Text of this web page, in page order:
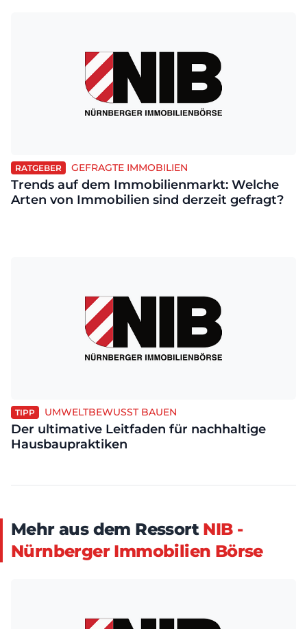
RATGEBER GEFRAGTE IMMOBILIEN
Trends auf dem Immobilienmarkt: Welche
Arten von Immobilien sind derzeit gefragt?
TIPP UMWELTBEWUSST BAUEN
Der ultimative Leitfaden für nachhaltige
Hausbaupraktiken
Mehr aus dem Ressort NIB -
Nürnberger Immobilien Börse